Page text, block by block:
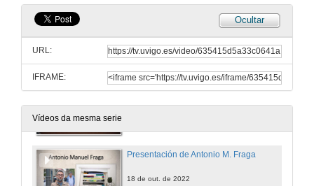
Ocultar
URL:
IFRAME:
Vídeos da mesma serie
Protagonistas: Mulleres de conto
11 de out. de 2022
Quenda de preguntas. Protagonistas: Mulleres de conto
Presentación de Antonio M. Fraga
18 de out. de 2022